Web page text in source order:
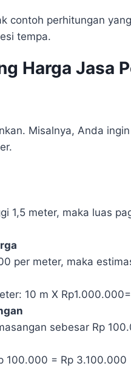
contoh perhitungan
tempa.
Harga Jasa
Misalnya, Anda
1,5 meter, maka luas
per meter, maka
10 m X
sebesar Rp
100.000 = Rp 3.100.000